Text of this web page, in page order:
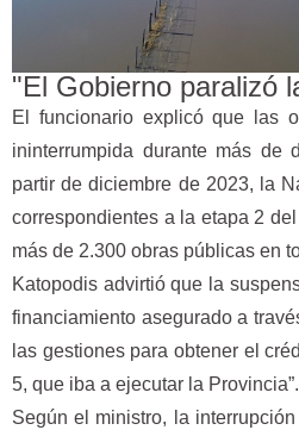
"El Gobierno paralizó
El funcionario explicó que las
ininterrumpida durante más de
partir de diciembre de 2023, la
correspondientes a la etapa 2
más de 2.300 obras públicas en
Katopodis advirtió que la
financiamiento asegurado a
las gestiones para obtener el
5, que iba a ejecutar la Provincia”.
Según el ministro, la